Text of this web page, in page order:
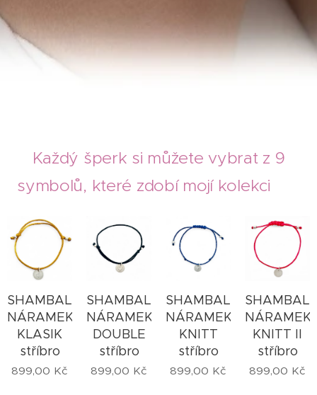
Každý šperk si můžete vybrat z 9
symbolů, které zdobí mojí kolekci ❤
SHAMBALLA
NÁRAMEK
KLASIK
stříbro
899,00 Kč
SHAMBALLA
NÁRAMEK
DOUBLE
stříbro
899,00 Kč
SHAMBALLA
NÁRAMEK
KNITT
stříbro
899,00 Kč
NÁRAMEK
KNITT II
stříbro
899,00 Kč